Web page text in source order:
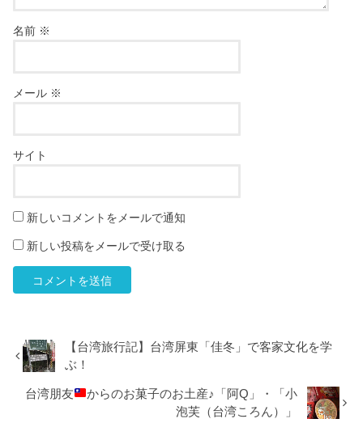
名前 ※
メール ※
サイト
新しいコメントをメールで通知
新しい投稿をメールで受け取る
【台湾旅行記】台湾屏東「佳冬」で客家文化を学
ぶ！
台湾朋友
からのお菓子のお土産♪「阿Q」・「小
泡芙（台湾ころん）」